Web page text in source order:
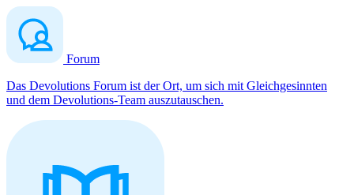
Forum
Das Devolutions Forum ist der Ort, um sich mit Gleichgesinnten
und dem Devolutions-Team auszutauschen.